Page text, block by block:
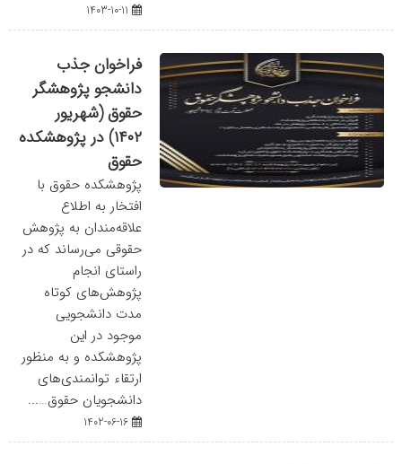
فراخوان جذب
دانشجو پژوهشگر
حقوق (شهریور
۱۴۰۲) در پژوهشکده
حقوق
پژوهشکده حقوق با
افتخار به اطلاع
علاقه‌مندان به پژوهش
حقوقی می‌رساند که در
راستای انجام
پژوهش‌های کوتاه
مدت دانشجویی
موجود در این
پژوهشکده و به منظور
ارتقاء توانمندی‌های
دانشجویان حقوق…...